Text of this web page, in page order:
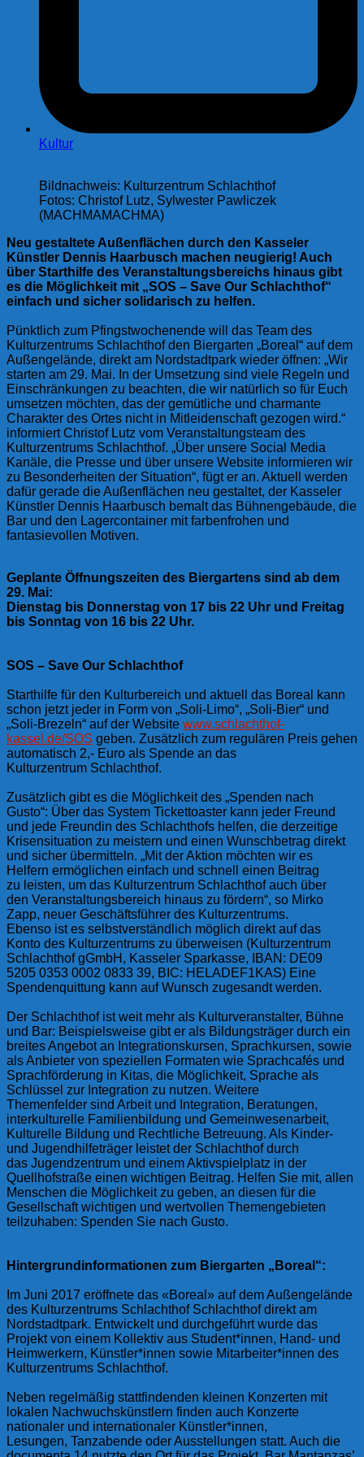
Kultur
Bildnachweis: Kulturzentrum Schlachthof
Fotos: Christof Lutz, Sylwester Pawliczek
(MACHMAMACHMA)
Neu gestaltete Außenflächen durch den Kasseler
Künstler Dennis Haarbusch machen neugierig! Auch
über Starthilfe des Veranstaltungsbereichs hinaus gibt
es die Möglichkeit mit „SOS – Save Our Schlachthof“
einfach und sicher solidarisch zu helfen.
Pünktlich zum Pfingstwochenende will das Team des
Kulturzentrums Schlachthof den Biergarten „Boreal“ auf dem
Außengelände, direkt am Nordstadtpark wieder öffnen: „Wir
starten am 29. Mai. In der Umsetzung sind viele Regeln und
Einschränkungen zu beachten, die wir natürlich so für Euch
umsetzen möchten, das der gemütliche und charmante
Charakter des Ortes nicht in Mitleidenschaft gezogen wird.“
informiert Christof Lutz vom Veranstaltungsteam des
Kulturzentrums Schlachthof. „Über unsere Social Media
Kanäle, die Presse und über unsere Website informieren wir
zu Besonderheiten der Situation“, fügt er an. Aktuell werden
dafür gerade die Außenflächen neu gestaltet, der Kasseler
Künstler Dennis Haarbusch bemalt das Bühnengebäude, die
Bar und den Lagercontainer mit farbenfrohen und
fantasievollen Motiven.
Geplante Öffnungszeiten des Biergartens sind ab dem
29. Mai:
Dienstag bis Donnerstag von 17 bis 22 Uhr und Freitag
bis Sonntag von 16 bis 22 Uhr.
SOS – Save Our Schlachthof
Starthilfe für den Kulturbereich und aktuell das Boreal kann
schon jetzt jeder in Form von „Soli-Limo“, „Soli-Bier“ und
„Soli-Brezeln“ auf der Website www.schlachthof-
kassel.de/SOS geben. Zusätzlich zum regulären Preis gehen
automatisch 2,- Euro als Spende an das
Kulturzentrum Schlachthof.
Zusätzlich gibt es die Möglichkeit des „Spenden nach
Gusto“: Über das System Tickettoaster kann jeder Freund
und jede Freundin des Schlachthofs helfen, die derzeitige
Krisensituation zu meistern und einen Wunschbetrag direkt
und sicher übermitteln. „Mit der Aktion möchten wir es
Helfern ermöglichen einfach und schnell einen Beitrag
zu leisten, um das Kulturzentrum Schlachthof auch über
den Veranstaltungsbereich hinaus zu fördern“, so Mirko
Zapp, neuer Geschäftsführer des Kulturzentrums.
Ebenso ist es selbstverständlich möglich direkt auf das
Konto des Kulturzentrums zu überweisen (Kulturzentrum
Schlachthof gGmbH, Kasseler Sparkasse, IBAN: DE09
5205 0353 0002 0833 39, BIC: HELADEF1KAS) Eine
Spendenquittung kann auf Wunsch zugesandt werden.
Der Schlachthof ist weit mehr als Kulturveranstalter, Bühne
und Bar: Beispielsweise gibt er als Bildungsträger durch ein
breites Angebot an Integrationskursen, Sprachkursen, sowie
als Anbieter von speziellen Formaten wie Sprachcafés und
Sprachförderung in Kitas, die Möglichkeit, Sprache als
Schlüssel zur Integration zu nutzen. Weitere
Themenfelder sind Arbeit und Integration, Beratungen,
interkulturelle Familienbildung und Gemeinwesenarbeit,
Kulturelle Bildung und Rechtliche Betreuung. Als Kinder-
und Jugendhilfeträger leistet der Schlachthof durch
das Jugendzentrum und einem Aktivspielplatz in der
Quellhofstraße einen wichtigen Beitrag. Helfen Sie mit, allen
Menschen die Möglichkeit zu geben, an diesen für die
Gesellschaft wichtigen und wertvollen Themengebieten
teilzuhaben: Spenden Sie nach Gusto.
Hintergrundinformationen zum Biergarten „Boreal“:
Im Juni 2017 eröffnete das «Boreal» auf dem Außengelände
des Kulturzentrums Schlachthof Schlachthof direkt am
Nordstadtpark. Entwickelt und durchgeführt wurde das
Projekt von einem Kollektiv aus Student*innen, Hand- und
Heimwerkern, Künstler*innen sowie Mitarbeiter*innen des
Kulturzentrums Schlachthof.
Neben regelmäßig stattfindenden kleinen Konzerten mit
lokalen Nachwuchskünstlern finden auch Konzerte
nationaler und internationaler Künstler*innen,
Lesungen, Tanzabende oder Ausstellungen statt. Auch die